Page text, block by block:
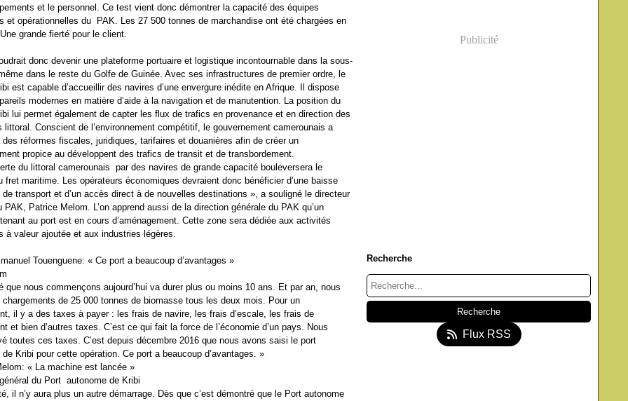
et le personnel. Ce test vient donc démontrer la capacité des équipes
et opérationnelles du PAK. Les 27 500 tonnes de marchandise ont été chargées en
grande fierté pour le client.
donc devenir une plateforme portuaire et logistique incontournable dans la sous-
dans le reste du Golfe de Guinée. Avec ses infrastructures de premier ordre, le
est capable d’accueillir des navires d’une envergure inédite en Afrique. Il dispose
modernes en matière d’aide à la navigation et de manutention. La position du
lui permet également de capter les flux de trafics en provenance et en direction des
littoral. Conscient de l’environnement compétitif, le gouvernement camerounais a
des réformes fiscales, juridiques, tarifaires et douanières afin de créer un
propice au développent des trafics de transit et de transbordement.
du littoral camerounais par des navires de grande capacité bouleversera le
fret maritime. Les opérateurs économiques devraient donc bénéficier d’une baisse
transport et d’un accès direct à de nouvelles destinations », a souligné le directeur
PAK, Patrice Melom. L’on apprend aussi de la direction générale du PAK qu’un
au port est en cours d’aménagement. Cette zone sera dédiée aux activités
à valeur ajoutée et aux industries légères.
Touenguene: « Ce port a beaucoup d’avantages »
que nous commençons aujourd’hui va durer plus ou moins 10 ans. Et par an, nous
de 25 000 tonnes de biomasse tous les deux mois. Pour un
il y a des taxes à payer : les frais de navire, les frais d’escale, les frais de
et bien d’autres taxes. C’est ce qui fait la force de l’économie d’un pays. Nous
toutes ces taxes. C’est depuis décembre 2016 que nous avons saisi le port
de Kribi pour cette opération. Ce port a beaucoup d’avantages. »
« La machine est lancée »
du Port autonome de Kribi
il n’y aura plus un autre démarrage. Dès que c’est démontré que le Port autonome
Publicité
Recherche
Flux RSS